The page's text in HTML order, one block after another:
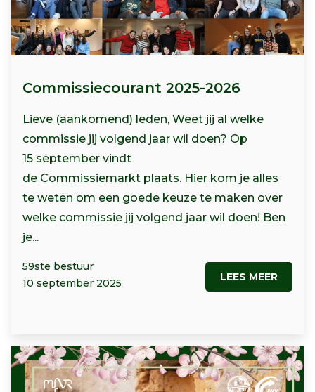
Commissiecourant 2025-2026
Lieve (aankomend) leden, Weet jij al welke
commissie jij volgend jaar wil doen? Op
15 september vindt
de Commissiemarkt plaats. Hier kom je alles
te weten om een goede keuze te maken over
welke commissie jij volgend jaar wil doen! Ben
je...
59ste bestuur
10 september 2025
LEES MEER